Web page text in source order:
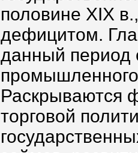
половине XIX
дефицитом.
данный период
Раскрываются
торговой